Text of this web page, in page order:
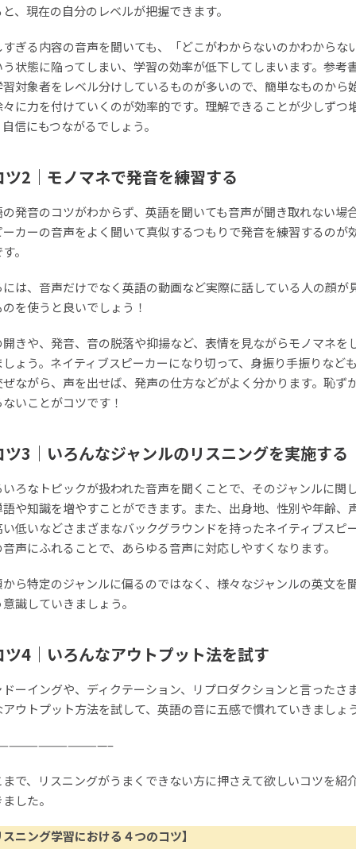
、現在の自分のレベルが把握できます。
ぎる内容の音声を聞いても、「どこがわからないのかわからな
状態に陥ってしまい、学習の効率が低下してしまいます。参考
対象者をレベル分けしているものが多いので、簡単なものから
に力を付けていくのが効率的です。理解できることが少しずつ
信にもつながるでしょう。
ツ2｜モノマネで発音を練習する
発音のコツがわからず、英語を聞いても音声が聞き取れない場
カーの音声をよく聞いて真似するつもりで発音を練習するのが
。
には、音声だけでなく英語の動画など実際に話している人の顔が
を使うと良いでしょう！
きや、発音、音の脱落や抑揚など、表情を見ながらモノマネを
ょう。ネイティブスピーカーになり切って、身振り手振りなど
ながら、声を出せば、発声の仕方などがよく分かります。恥ず
いことがコツです！
ツ3｜いろんなジャンルのリスニングを実施する
ろなトピックが扱われた音声を聞くことで、そのジャンルに関
や知識を増やすことができます。また、出身地、性別や年齢、
低いなどさまざまなバックグラウンドを持ったネイティブスピ
声にふれることで、あらゆる音声に対応しやすくなります。
ら特定のジャンルに偏るのではなく、様々なジャンルの英文を
識していきましょう。
ツ4｜いろんなアウトプット法を試す
ーイングや、ディクテーション、リプロダクションと言ったさ
ウトプット方法を試して、英語の音に五感で慣れていきましょ
で、リスニングがうまくできない方に押さえて欲しいコツを紹
した。
ニング学習における４つのコツ】